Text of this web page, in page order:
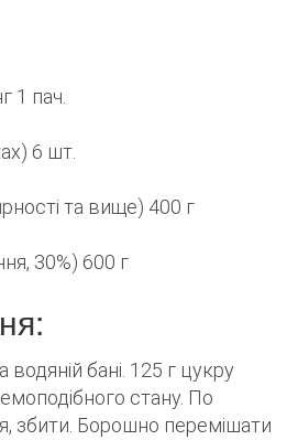
1 пач.
6 шт.
та вище) 400 г
30%) 600 г
водяній бані. 125 г цукру
стану. По
збити. Борошно перемішати